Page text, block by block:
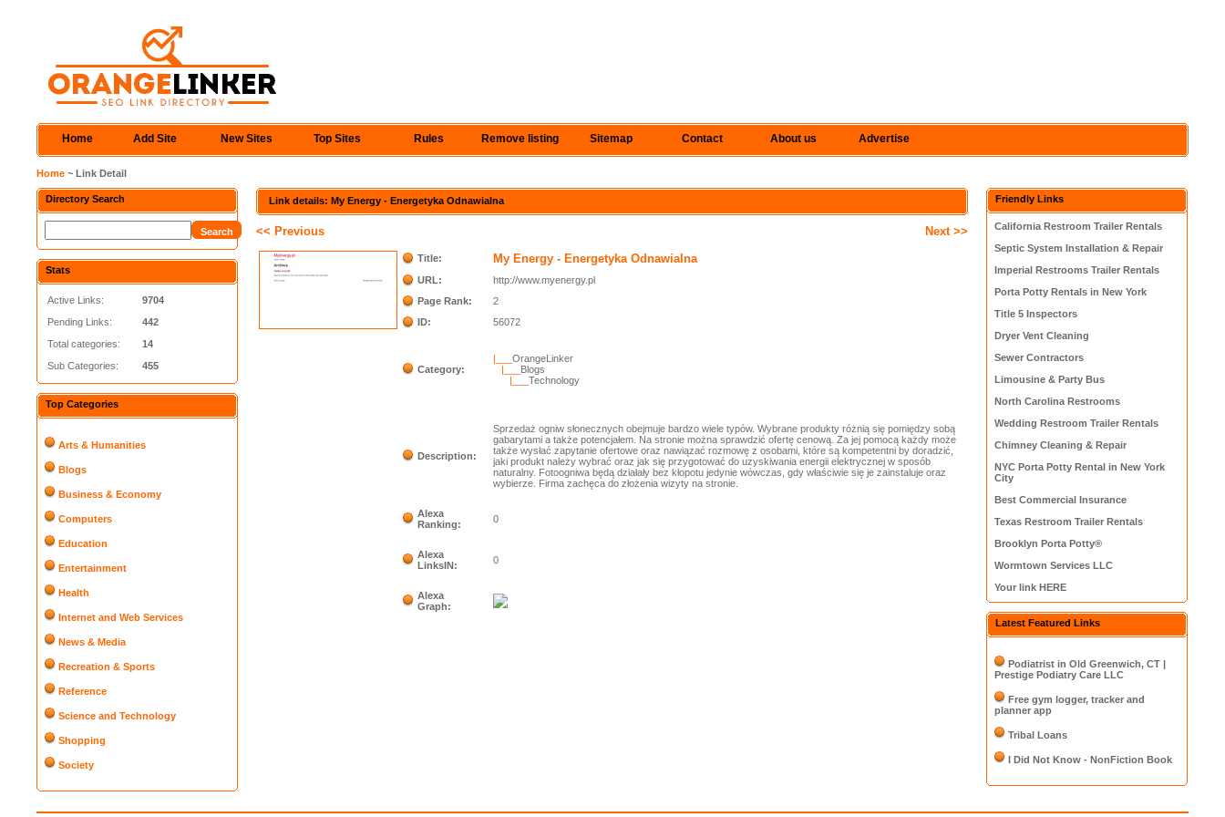
Home Add Site New Sites Top Sites Rules Remove listing Sitemap Contact About us Advertise
Home ~ Link Detail
Directory Search
Stats
Active Links:
Pending Links:
Total categories:
Sub Categories:
9704
442
14
455
Top Categories
Arts & Humanities
Blogs
Business & Economy
Computers
Education
Entertainment
Health
Internet and Web Services
News & Media
Recreation & Sports
Reference
Science and Technology
Shopping
Society
Link details: My Energy - Energetyka Odnawialna
<< Previous Next >>
Title: My Energy - Energetyka Odnawialna
URL:
http://www.myenergy.pl
Page Rank:
2
ID:
56072
Category:
|___OrangeLinker
|___ Blogs
|___Technology
Description:
Sprzedaż ogniw słonecznych obejmuje bardzo wiele typów. Wybrane produkty różnią się pomiędzy sobą
gabarytami a także potencjałem. Na stronie można sprawdzić ofertę cenową. Za jej pomocą każdy może
także wysłać zapytanie ofertowe oraz nawiązać rozmowę z osobami, które są kompetentni by doradzić,
jaki produkt należy wybrać oraz jak się przygotować do uzyskiwania energii elektrycznej w sposób
naturalny. Fotoogniwa będą działały bez kłopotu jedynie wówczas, gdy właściwie się je zainstaluje oraz
wybierze. Firma zachęca do złożenia wizyty na stronie.
Alexa
Ranking:
0
Alexa
LinksIN:
0
Alexa
Graph:
Friendly Links
California Restroom Trailer Rentals
Septic System Installation & Repair
Imperial Restrooms Trailer Rentals
Porta Potty Rentals in New York
Title 5 Inspectors
Dryer Vent Cleaning
Sewer Contractors
Limousine & Party Bus
North Carolina Restrooms
Wedding Restroom Trailer Rentals
Chimney Cleaning & Repair
NYC Porta Potty Rental in New York
City
Best Commercial Insurance
Texas Restroom Trailer Rentals
Brooklyn Porta Potty®
Wormtown Services LLC
Your link HERE
Latest Featured Links
Podiatrist in Old Greenwich, CT |
Prestige Podiatry Care LLC
Free gym logger, tracker and
planner app
Tribal Loans
I Did Not Know - NonFiction Book